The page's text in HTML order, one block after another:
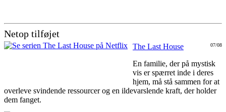
Netop tilføjet
07/08
The Last House
En familie, der på mystisk
vis er spærret inde i deres
hjem, må stå sammen for at
overleve svindende ressourcer og en ildevarslende kraft, der holder
dem fanget.